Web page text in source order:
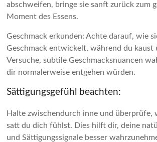
abschweifen, bringe sie sanft zurück zum
Moment des Essens.
Geschmack erkunden: Achte darauf, wie
Geschmack entwickelt, während du kaust
Versuche, subtile Geschmacksnuancen
dir normalerweise entgehen würden.
Sättigungsgefühl beachten:
Halte zwischendurch inne und überprüfe,
satt du dich fühlst. Dies hilft dir, deine
und Sättigungssignale besser